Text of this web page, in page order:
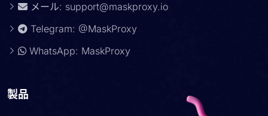
メール: support@maskproxy.io
Telegram: @MaskProxy
WhatsApp: MaskProxy
製品